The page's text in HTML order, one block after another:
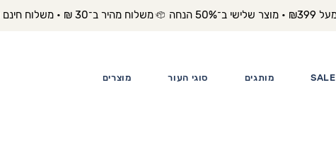
משלוח מהיר ב־30 ₪ • משלוח חינם מעל ₪399 • מוצר שלישי ב־50% הנחה
מוצרים סוגי העור מותגים SALE